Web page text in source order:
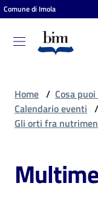
Vai al contenuto
Vai alla navigazione
Vai al footer
Comune di Imola
Biblioteca
comunale
Cosa
Home / Cosa
Calendario eventi /
Gli orti fra